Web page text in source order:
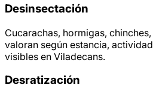
Desinsectación
Cucarachas, hormigas,
valoran según estancia,
visibles en Viladecans.
Desratización